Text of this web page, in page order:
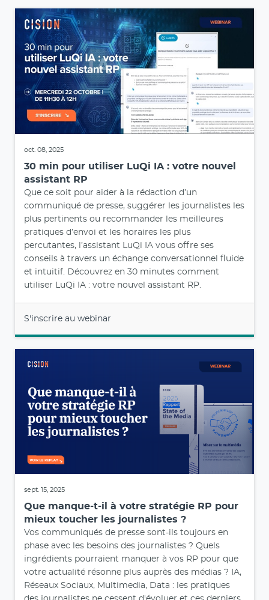
oct. 08, 2025
30 min pour utiliser LuQi IA : votre nouvel
assistant RP
Que ce soit pour aider à la rédaction d’un
communiqué de presse, suggérer les journalistes les
plus pertinents ou recommander les meilleures
pratiques d’envoi et les horaires les plus
percutantes, l’assistant LuQi IA vous offre ses
conseils à travers un échange conversationnel fluide
et intuitif. Découvrez en 30 minutes comment
utiliser LuQi IA : votre nouvel assistant RP.
S'inscrire au webinar
sept. 15, 2025
Que manque-t-il à votre stratégie RP pour
mieux toucher les journalistes ?
Vos communiqués de presse sont-ils toujours en
phase avec les besoins des journalistes ? Quels
ingrédients pourraient manquer à vos RP pour que
votre actualité résonne plus auprès des médias ? IA,
Réseaux Sociaux, Multimedia, Data : les pratiques